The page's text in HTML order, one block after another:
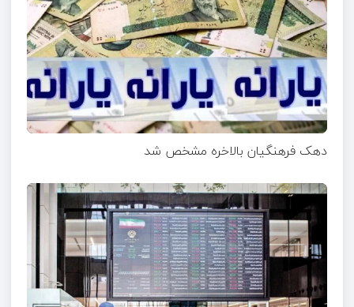
دهک فرهنگیان بالاخره مشخص شد